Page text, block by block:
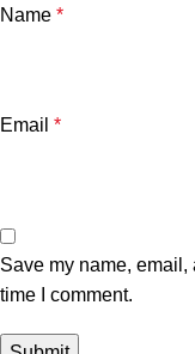
Name *
Email *
Save my name,
time I comment.